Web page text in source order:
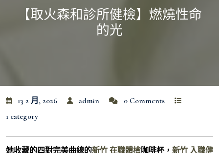
【取火森和診所健檢】燃燒性命
的光
13 2 月, 2026 admin
0 Comments
1 category
她收藏的四對完美曲線的新竹 在職體檢咖啡杯， 新竹 入職健